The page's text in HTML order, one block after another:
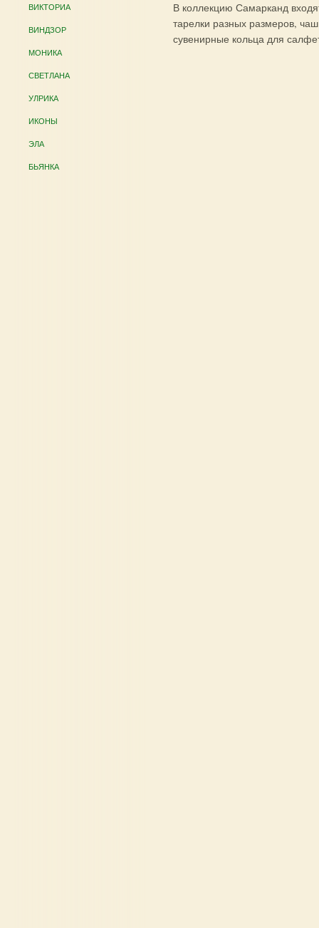
ВИКТОРИА
ВИНДЗОР
МОНИКА
СВЕТЛАНА
УЛРИКА
ИКОНЫ
ЭЛА
БЬЯНКА
В коллекцию Самарканд
тарелки разных размеров,
сувенирные кольца для